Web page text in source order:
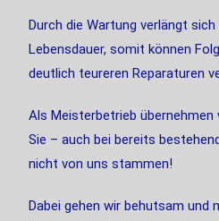
Durch die Wartung verlängt
Lebensdauer, somit können
deutlich teureren Reparaturen
Als Meisterbetrieb
Sie – auch bei bereits
nicht von uns stammen!
Dabei gehen wir behutsam und